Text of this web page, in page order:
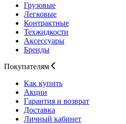
Грузовые
Легковые
Контрактные
Техжидкости
Аксессуары
Бренды
Покупателям
Как купить
Акции
Гарантия и возврат
Доставка
Личный кабинет